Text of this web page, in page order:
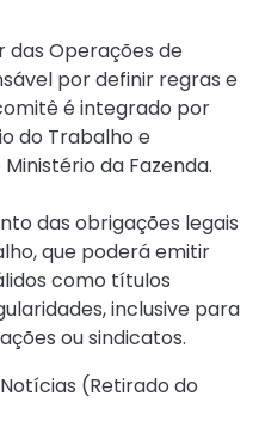
das Operações de
por definir regras e
é integrado por
do Trabalho e
da Fazenda.
das obrigações legais
que poderá emitir
como títulos
inclusive para
ou sindicatos.
(Retirado do